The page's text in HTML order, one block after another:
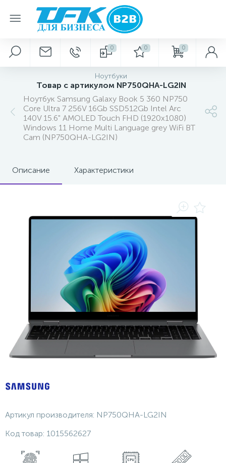
0 0 0
Ноутбуки
Товар с артикулом NP750QHA-LG2IN
Ноутбук Samsung Galaxy Book 5 360 NP750
Core Ultra 7 256V 16Gb SSD512Gb Intel Arc
140V 15.6" AMOLED Touch FHD (1920x1080)
Windows 11 Home Multi Language grey WiFi BT
Cam (NP750QHA-LG2IN)
Описание Характеристики
Артикул производителя: NP750QHA-LG2IN
Код товар: 1015562627